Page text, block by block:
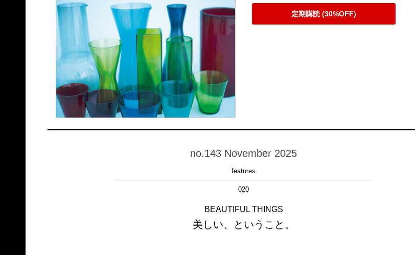
定期購読 (30%OFF)
no.143 November 2025
features
020
BEAUTIFUL THINGS
美しい、ということ。